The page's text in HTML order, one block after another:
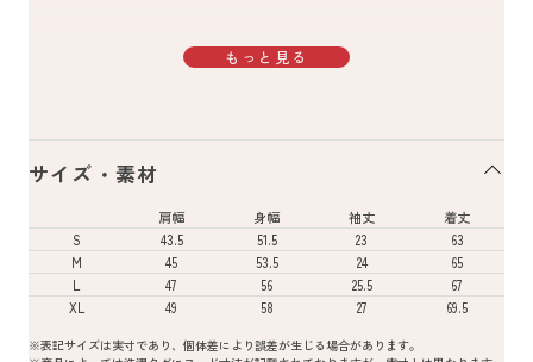
もっと見る
サイズ・素材
肩幅 身幅 袖丈
着丈
S
43.5 51.5 23
63
M
45 53.5 24
65
L
47 56 25.5
67
XL
49 58 27 69.5
※表記サイズは実寸であり、個体差により誤差が生じる場合があります。